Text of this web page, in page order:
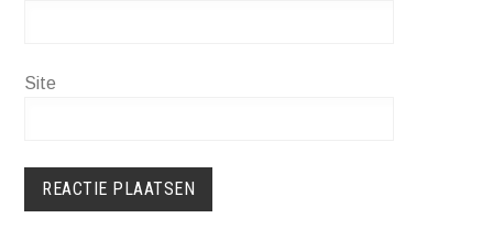
Site